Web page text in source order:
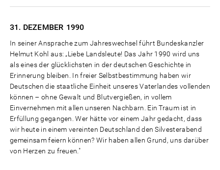
31. DEZEMBER 1990
In seiner Ansprache zum Jahreswechsel führt Bundeskanzler
Helmut Kohl aus: „Liebe Landsleute! Das Jahr 1990 wird uns
als eines der glücklichsten in der deutschen Geschichte in
Erinnerung bleiben. In freier Selbstbestimmung haben wir
Deutschen die staatliche Einheit unseres Vaterlandes vollenden
können – ohne Gewalt und Blutvergießen, in vollem
Einvernehmen mit allen unseren Nachbarn. Ein Traum ist in
Erfüllung gegangen. Wer hätte vor einem Jahr gedacht, dass
wir heute in einem vereinten Deutschland den Silvesterabend
gemeinsam feiern können? Wir haben allen Grund, uns darüber
von Herzen zu freuen."